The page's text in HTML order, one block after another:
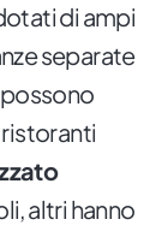
di ampi
separate
altri hanno